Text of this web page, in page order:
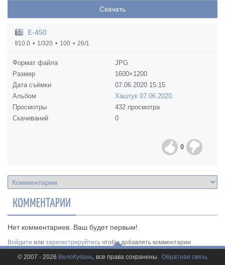
Скачать
E-450
f/10.0 1/320 100 26/1
Формат файла
JPG
Размер
1600×1200
Дата съёмки
07.06.2020 15:15
Альбом
Хаштук 07.06.2020.
Просмотры
432 просмотра
Скачиваний
0
0
КОММЕНТАРИИ
Нет комментариев. Ваш будет первым!
Войдите или зарегистрируйтесь чтобы добавлять комментарии
© 2007 - 2026 ВелоКубань, все права сохранены. Обратная связь